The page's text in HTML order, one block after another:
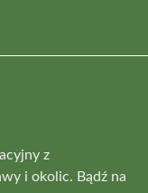
z
i okolic. Bądź na